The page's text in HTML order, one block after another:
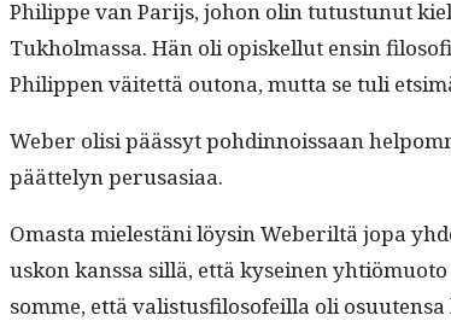
Philippe van Par­i­js, johon olin tutus­tunut
Tukhol­mas­sa. Hän oli opiskel­lut ensin
Philip­pen väitet­tä out­ona, mut­ta se tuli
Weber olisi päässyt pohdin­nois­saan
päät­te­lyn perusasiaa.
Omas­ta mielestäni löysin Weber­iltä jopa
uskon kanssa sil­lä, että kyseinen
somme, että val­is­tus­filosofeil­la oli